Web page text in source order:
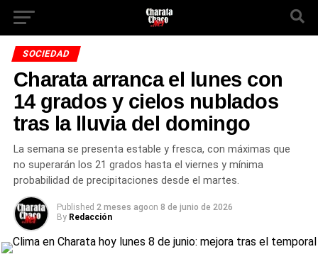
SOCIEDAD
Charata arranca el lunes con
14 grados y cielos nublados
tras la lluvia del domingo
La semana se presenta estable y fresca, con máximas que
no superarán los 21 grados hasta el viernes y mínima
probabilidad de precipitaciones desde el martes.
Published 2 meses agoon 8 de junio de 2026
By Redacción